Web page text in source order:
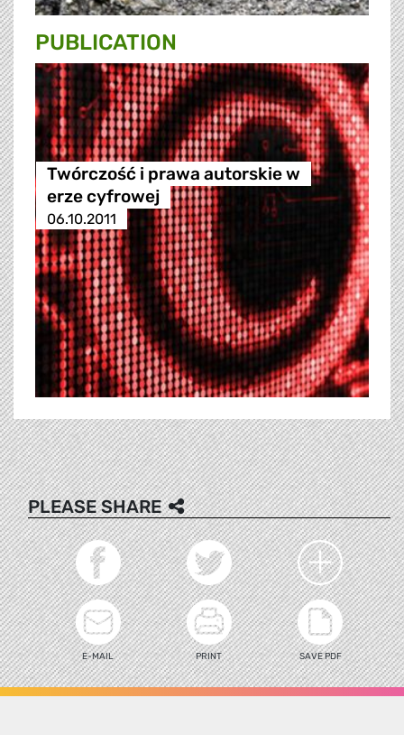
PUBLICATION
Twórczość i prawa autorskie w
erze cyfrowej
06.10.2011
PLEASE SHARE
E-MAIL PRINT SAVE PDF